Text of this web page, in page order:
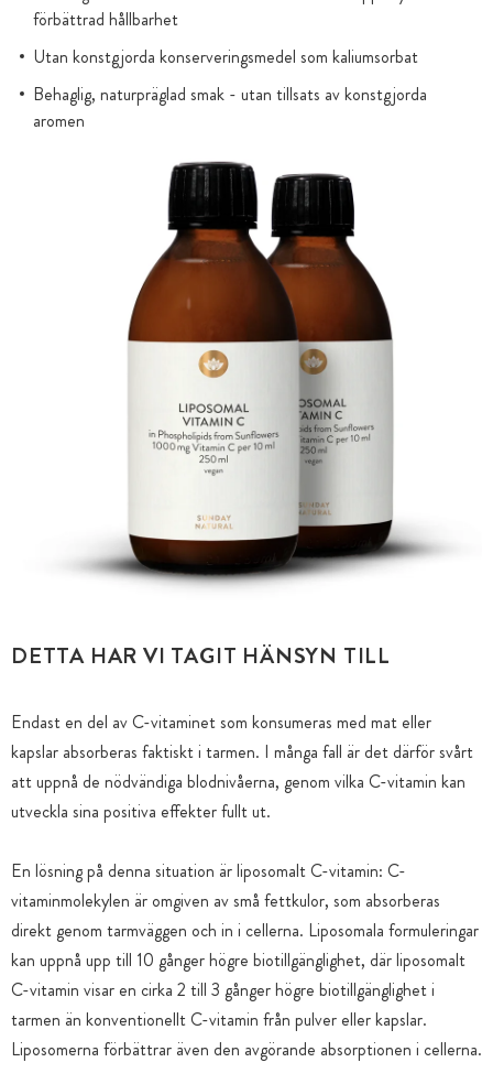
förbättrad hållbarhet
Utan konstgjorda konserveringsmedel som kaliumsorbat
Behaglig, naturpräglad smak - utan tillsats av konstgjorda
aromen
DETTA HAR VI TAGIT HÄNSYN TILL
Endast en del av C-vitaminet som konsumeras med mat eller
kapslar absorberas faktiskt i tarmen. I många fall är det därför svårt
att uppnå de nödvändiga blodnivåerna, genom vilka C-vitamin kan
utveckla sina positiva effekter fullt ut.
En lösning på denna situation är liposomalt C-vitamin: C-
vitaminmolekylen är omgiven av små fettkulor, som absorberas
direkt genom tarmväggen och in i cellerna. Liposomala formuleringar
kan uppnå upp till 10 gånger högre biotillgänglighet, där liposomalt
C-vitamin visar en cirka 2 till 3 gånger högre biotillgänglighet i
tarmen än konventionellt C-vitamin från pulver eller kapslar.
Liposomerna förbättrar även den avgörande absorptionen i cellerna.